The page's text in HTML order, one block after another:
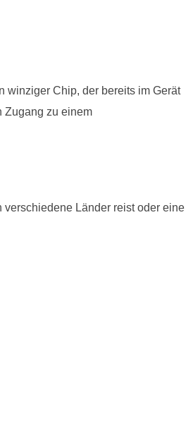
winziger Chip, der bereits im Gerät
Zugang zu einem
Länder reist oder eine